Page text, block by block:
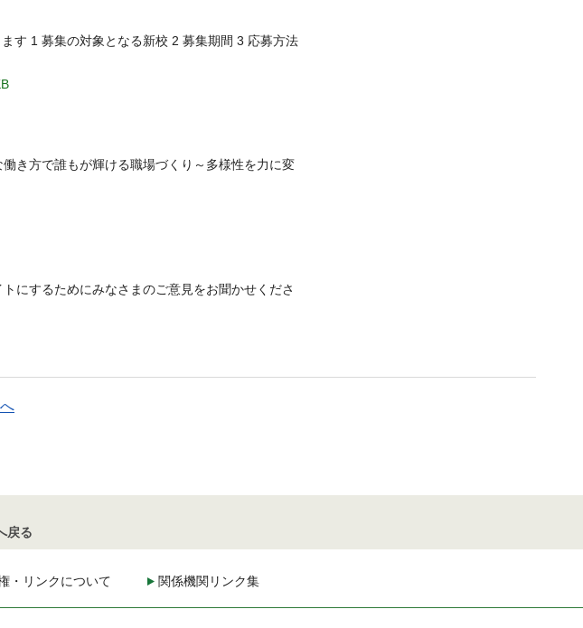
す 1 募集の対象となる新校 2 募集期間 3 応募方法
き方で誰もが輝ける職場づくり～多様性を力に変
にするためにみなさまのご意見をお聞かせくださ
戻る
・リンクについて 関係機関リンク集